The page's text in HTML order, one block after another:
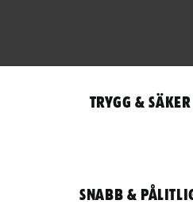
Trygg &
Snabb &